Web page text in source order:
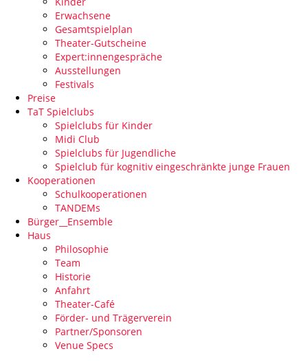
Erwachsene
Gesamtspielplan
Theater-Gutscheine
Expert:innengespräche
Ausstellungen
Festivals
Preise
TaT Spielclubs
Spielclubs für Kinder
Midi Club
Spielclubs für Jugendliche
Spielclub für kognitiv eingeschränkte junge Frauen
Kooperationen
Schulkooperationen
TANDEMs
Bürger__Ensemble
Haus
Philosophie
Team
Historie
Anfahrt
Theater-Café
Förder- und Trägerverein
Partner/Sponsoren
Venue Specs